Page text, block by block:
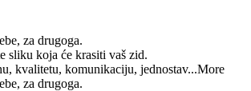
za drugoga.
sliku koja će krasiti vaš zid.
kvalitetu, komunikaciju, jednostav...More
za drugoga.